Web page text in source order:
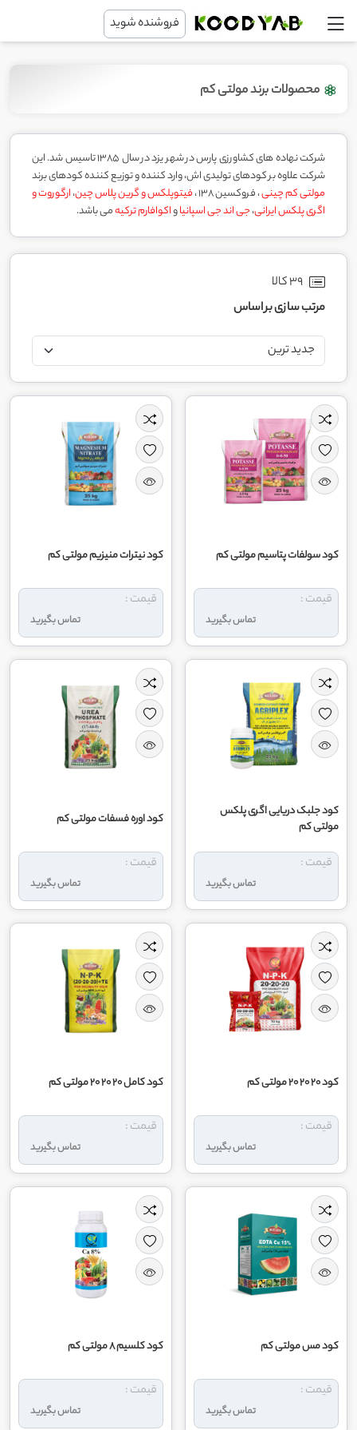
فروشنده شوید
محصولات برند مولتی کم
شرکت نهاده های کشاورزی پارس در شهر یزد در سال 1385 تاسیس شد. این
شرکت علاوه بر کودهای تولیدی اش، وارد کننده و توزیع کننده کودهای برند
مولتی کم چینی، فروکسین 138 ، فیتوپلکس و گرین پلاس چین،ارگوروت و
اگری پلکس ایرانی،جی اند جی اسپانیاواکوافارم ترکیهمی باشد.
39 کالا
مرتب سازی بر اساس
کود سولفات پتاسیم مولتی کم
تماس بگیرید
قیمت :
کود نیترات منیزیم مولتی کم
تماس بگیرید
قیمت :
کود جلبک دریایی اگری پلکس
مولتی کم
تماس بگیرید
قیمت :
کود اوره فسفات مولتی کم
تماس بگیرید
قیمت :
کود 20 20 20 مولتی کم
تماس بگیرید
قیمت :
کود کامل 20 20 20 مولتی کم
تماس بگیرید
قیمت :
کود مس مولتی کم
تماس بگیرید
قیمت :
کود کلسیم 8 مولتی کم
تماس بگیرید
قیمت :